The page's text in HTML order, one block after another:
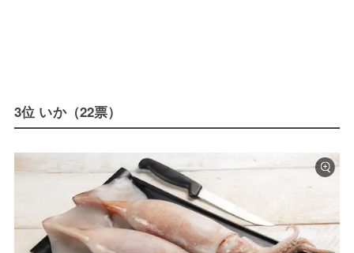
3位 いか（22票）